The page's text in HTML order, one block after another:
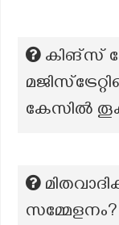
കിങ്സ്
കേസിൽ
സമ്മേളനം?